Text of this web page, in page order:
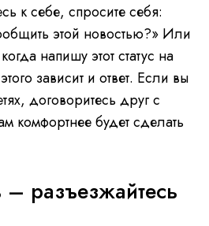
к себе, спросите себя:
этой новостью?» Или
напишу этот статус на
зависит и ответ. Если вы
договоритесь друг с
комфортнее будет сделать
разъезжайтесь